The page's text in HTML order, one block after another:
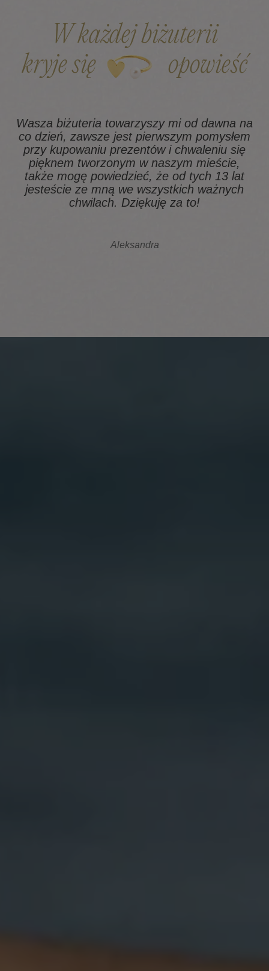
W każdej biżuterii
kryje się
opowieść
Wasza biżuteria towarzyszy mi od dawna na
co dzień, zawsze jest pierwszym pomysłem
przy kupowaniu prezentów i chwaleniu się
pięknem tworzonym w naszym mieście,
także mogę powiedzieć, że od tych 13 lat
jesteście ze mną we wszystkich ważnych
chwilach. Dziękuję za to!
Aleksandra